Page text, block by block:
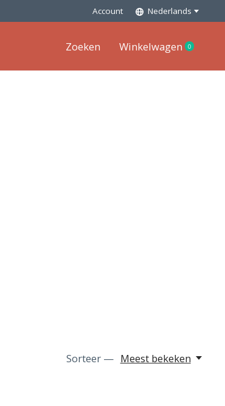
Account Nederlands
Zoeken Winkelwagen 0items
Sorteer — Meest bekeken